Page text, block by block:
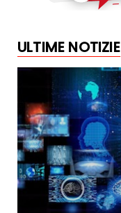
ULTIME NOTIZIE